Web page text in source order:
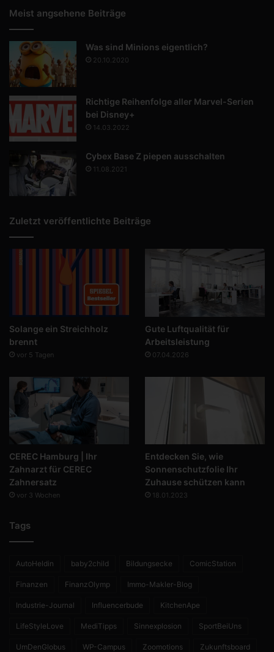
Meist angsehene Beiträge
Was sind Minions eigentlich?
20.10.2020
Richtige Reihenfolge aller Marvel-Serien
bei Disney+
14.03.2022
Cybex Base Z piepen ausschalten
11.08.2021
Zuletzt veröffentlichte Beiträge
Solange ein Streichholz
brennt
vor 5 Tagen
Gute Luftqualität für
Arbeitsleistung
07.04.2026
CEREC Hamburg | Ihr
Zahnarzt für CEREC
Zahnersatz
vor 3 Wochen
Entdecken Sie, wie
Sonnenschutzfolie Ihr
Zuhause schützen kann
18.01.2023
Tags
AutoHeldin baby2child Bildungsecke ComicStation
Finanzen FinanzOlymp Immo-Makler-Blog
Industrie-Journal Influencerbude KitchenApe
LifeStyleLove MediTipps Sinnexplosion SportBeiUns
UmDenGlobus WP-Campus Zoomotions Zukunftsboard